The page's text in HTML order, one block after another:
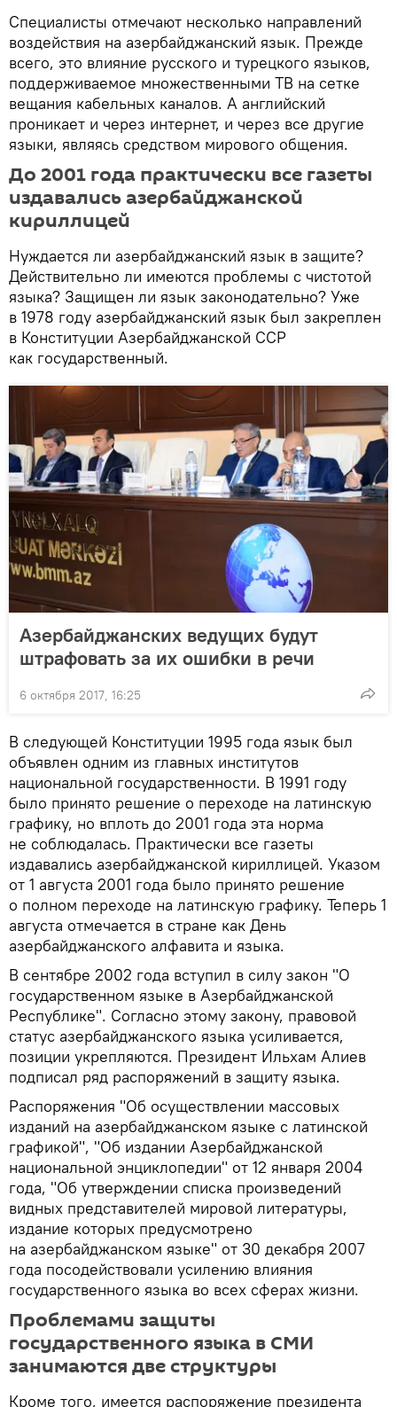
Специалисты отмечают несколько направлений
воздействия на азербайджанский язык. Прежде
всего, это влияние русского и турецкого языков,
поддерживаемое множественными ТВ на сетке
вещания кабельных каналов. А английский
проникает и через интернет, и через все другие
языки, являясь средством мирового общения.
До 2001 года практически все газеты
издавались азербайджанской
кириллицей
Нуждается ли азербайджанский язык в защите?
Действительно ли имеются проблемы с чистотой
языка? Защищен ли язык законодательно? Уже
в 1978 году азербайджанский язык был закреплен
в Конституции Азербайджанской ССР
как государственный.
Азербайджанских ведущих будут
штрафовать за их ошибки в речи
6 октября 2017, 16:25
В следующей Конституции 1995 года язык был
объявлен одним из главных институтов
национальной государственности. В 1991 году
было принято решение о переходе на латинскую
графику, но вплоть до 2001 года эта норма
не соблюдалась. Практически все газеты
издавались азербайджанской кириллицей. Указом
от 1 августа 2001 года было принято решение
о полном переходе на латинскую графику. Теперь 1
августа отмечается в стране как День
азербайджанского алфавита и языка.
В сентябре 2002 года вступил в силу закон "О
государственном языке в Азербайджанской
Республике". Согласно этому закону, правовой
статус азербайджанского языка усиливается,
позиции укрепляются. Президент Ильхам Алиев
подписал ряд распоряжений в защиту языка.
Распоряжения "Об осуществлении массовых
изданий на азербайджанском языке с латинской
графикой", "Об издании Азербайджанской
национальной энциклопедии" от 12 января 2004
года, "Об утверждении списка произведений
видных представителей мировой литературы,
издание которых предусмотрено
на азербайджанском языке" от 30 декабря 2007
года посодействовали усилению влияния
государственного языка во всех сферах жизни.
Проблемами защиты
государственного языка в СМИ
занимаются две структуры
Кроме того, имеется распоряжение президента